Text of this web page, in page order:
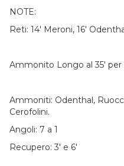
NOTE:
Reti: 14' Meroni, 16'
Ammonito Longo al 35' per
Ammoniti: Odenthal,
Cerofolini.
Angoli: 7 a 1
Recupero: 3' e 6'